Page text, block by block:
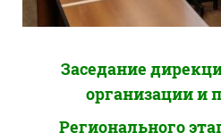
Заседание
организации и
Регионального